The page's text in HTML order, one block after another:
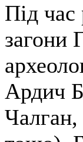
Під час
загони
Ардич